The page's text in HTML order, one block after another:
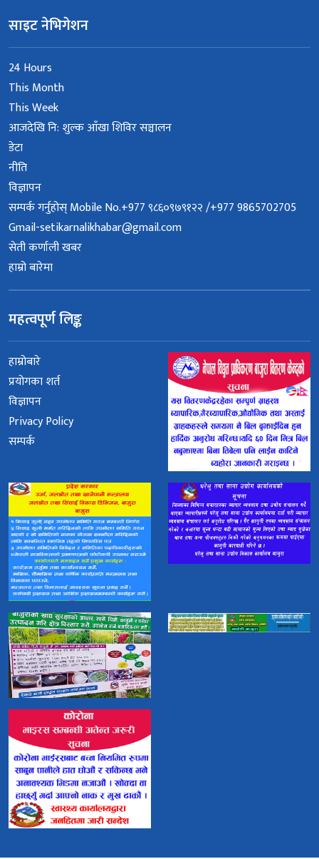
साइट नेभिगेशन
24 Hours
This Month
This Week
आजदेखि नि: शुल्क आँखा शिविर सञ्चालन
डेटा
नीति
विज्ञापन
सम्पर्क गर्नुहोस् Mobile No.+977 ९८६०९७९१२२ /+977 9865702705
Gmail-setikarnalikhabar@gmail.com
सेती कर्णाली खबर
हाम्रो बारेमा
महत्वपूर्ण लिङ्क
हाम्रोबारे
प्रयोगका शर्त
विज्ञापन
Privacy Policy
सम्पर्क